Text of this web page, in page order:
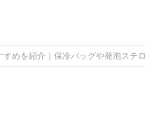
めを紹介｜保冷バッグや発泡スチ